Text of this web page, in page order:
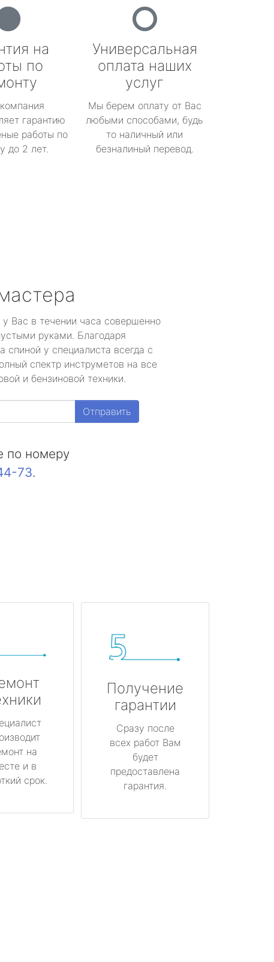
на
по
гарантию
работы по
до 2 лет.
Универсальная
оплата наших
услуг
Мы берем оплату от Вас
любыми способами, будь
то наличный или
безналиный перевод.
Вас в течении часа совершенно
руками. Благодаря
спиной у специалиста всегда с
спектр инструметов на все
и бензиновой техники.
Отправить
по номеру
73.
на
и в
срок.
Получение
гарантии
Сразу после
всех работ Вам
будет
предоставлена
гарантия.